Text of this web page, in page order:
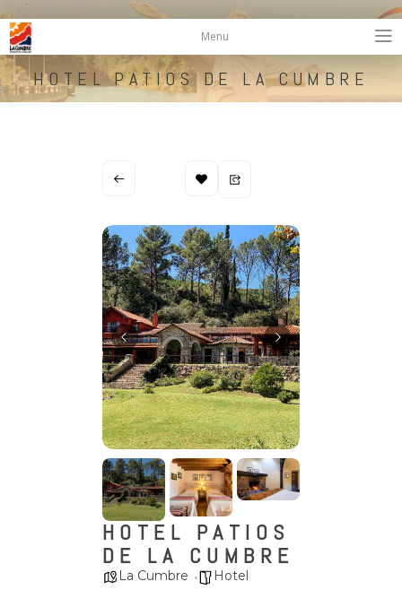
Menu
HOTEL PATIOS DE LA CUMBRE
HOTEL PATIOS
DE LA CUMBRE
La Cumbre Hotel